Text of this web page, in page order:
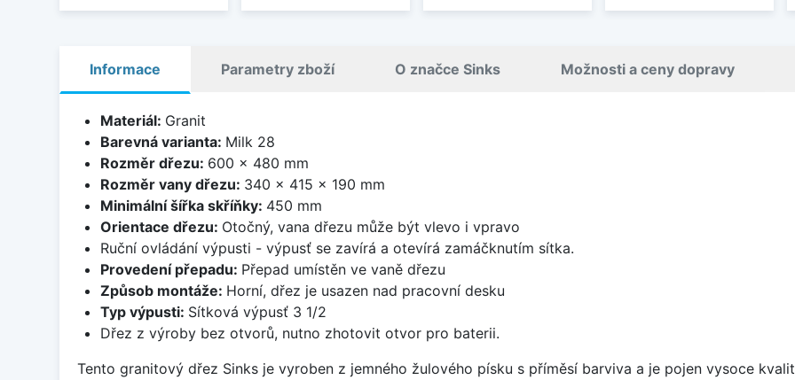
Informace Parametry zboží O značce Sinks Možnosti a ceny dopravy
Materiál: Granit
Barevná varianta: Milk 28
Rozměr dřezu: 600 x 480 mm
Rozměr vany dřezu: 340 x 415 x 190 mm
Minimální šířka skříňky: 450 mm
Orientace dřezu: Otočný, vana dřezu může být vlevo i vpravo
Ruční ovládání výpusti - výpusť se zavírá a otevírá zamáčknutím sítka.
Provedení přepadu: Přepad umístěn ve vaně dřezu
Způsob montáže: Horní, dřez je usazen nad pracovní desku
Typ výpusti: Sítková výpusť 3 1/2
Dřez z výroby bez otvorů, nutno zhotovit otvor pro baterii.
Tento granitový dřez Sinks je vyroben z jemného žulového písku s příměsí barviva a je pojen vysoce